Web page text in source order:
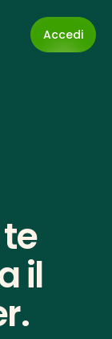
Accedi
il